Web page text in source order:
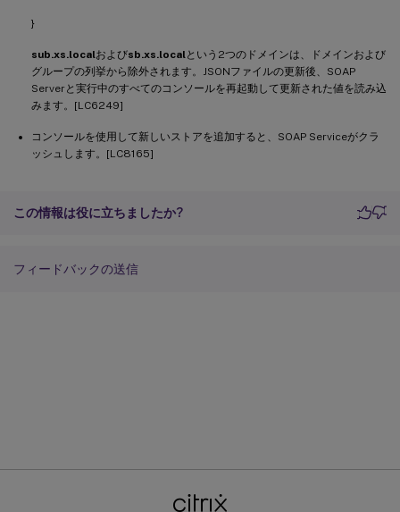
}
sub.xs.localおよびsb.xs.local という2つのドメインは、ドメインおよび
グループの列挙から除外されます。JSONファイルの更新後、SOAP
Serverと実行中のすべてのコンソールを再起動して更新された値を読み込
みます。[LC6249]
コンソールを使用して新しいストアを追加すると、SOAP Serviceがクラ
ッシュします。[LC8165]
この情報は役に立ちましたか?
フィードバックの送信